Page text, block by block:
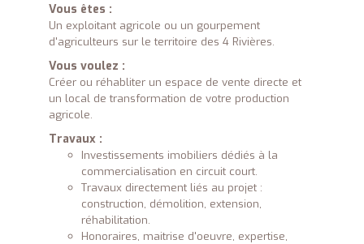
Vous êtes :
Un exploitant agricole ou un gourpement
d'agriculteurs sur le territoire des 4 Rivières.
Vous voulez :
Créer ou réhabliter un espace de vente directe et
un local de transformation de votre production
agricole.
Travaux :
Investissements imobiliers dédiés à la
commercialisation en circuit court.
Travaux directement liés au projet :
construction, démolition, extension,
réhabilitation.
Honoraires, maitrise d'oeuvre, expertise,